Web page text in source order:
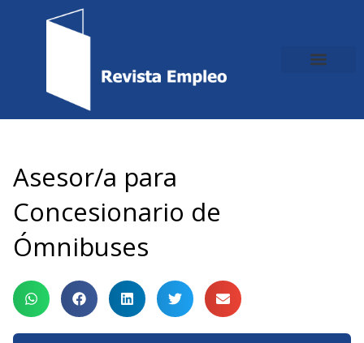
Asesor/a para
Concesionario de
Ómnibuses